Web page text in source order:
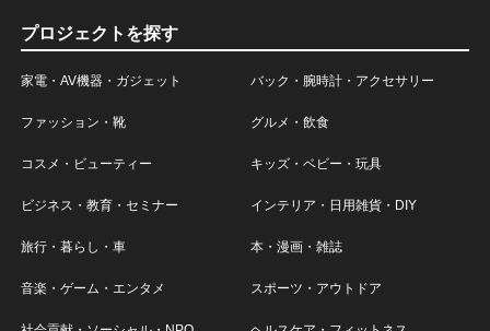
プロジェクトを探す
家電・AV機器・ガジェット バック・腕時計・アクセサリー
ファッション・靴 グルメ・飲食
コスメ・ビューティー キッズ・ベビー・玩具
ビジネス・教育・セミナー インテリア・日用雑貨・DIY
旅行・暮らし・車 本・漫画・雑誌
音楽・ゲーム・エンタメ スポーツ・アウトドア